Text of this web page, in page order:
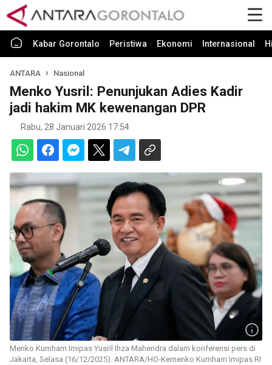
Kabar Gorontalo Peristiwa Ekonomi Internasional
ANTARA Nasional
Menko Yusril: Penunjukan Adies Kadir
jadi hakim MK kewenangan DPR
Rabu, 28 Januari 2026 17:54
Menko Kumham Imipas Yusril Ihza Mahendra dalam konferensi pers di
Jakarta, Selasa (16/12/2025). ANTARA/HO-Kemenko Kumham Imipas RI